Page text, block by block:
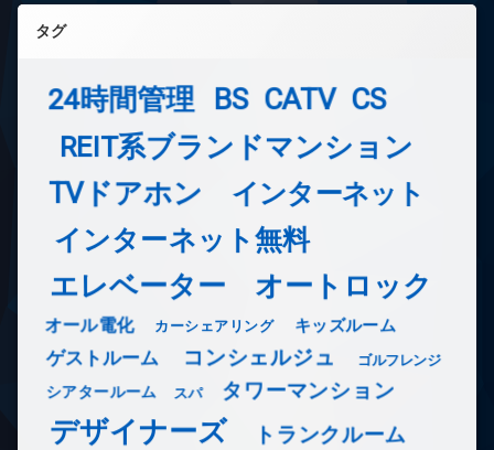
タグ
24時間管理 BS CATV CS
REIT系ブランドマンション
TVドアホン インターネット
インターネット無料
エレベーター オートロック
オール電化 カーシェアリング キッズルーム
ゲストルーム コンシェルジュ ゴルフレンジ
シアタールーム スパ タワーマンション
デザイナーズ トランクルーム